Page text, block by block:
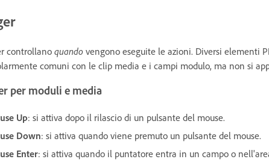
controllano quando vengono eseguite le azioni. Diversi elementi
comuni con le clip media e i campi modulo, ma non si
per moduli e media
Up: si attiva dopo il rilascio di un pulsante del mouse.
Down: si attiva quando viene premuto un pulsante del mouse.
Enter: si attiva quando il puntatore entra in un campo o